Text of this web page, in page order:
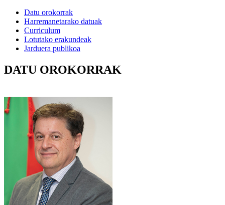
Datu orokorrak
Harremanetarako datuak
Curriculum
Lotutako erakundeak
Jarduera publikoa
DATU OROKORRAK